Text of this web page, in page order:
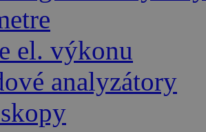
el. výkonu
analyzátory